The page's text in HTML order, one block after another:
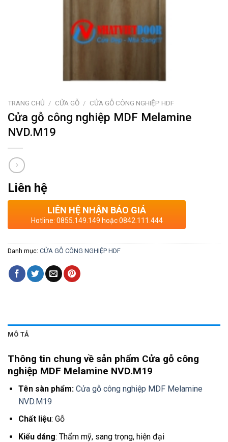
TRANG CHỦ / CỬA GỖ / CỬA GỖ CÔNG NGHIỆP HDF
Cửa gỗ công nghiệp MDF Melamine
NVD.M19
Liên hệ
LIÊN HỆ NHẬN BÁO GIÁ
Hotline: 0855.149.149 hoặc 0842.111.444
Danh mục: CỬA GỖ CÔNG NGHIỆP HDF
MÔ TẢ
Thông tin chung về sản phẩm Cửa gỗ công
nghiệp MDF Melamine NVD.M19
Tên sàn phẩm: Cửa gỗ công nghiệp MDF Melamine
NVD.M19
Chất liệu: Gỗ
Kiểu dáng: Thẩm mỹ, sang trọng, hiện đại